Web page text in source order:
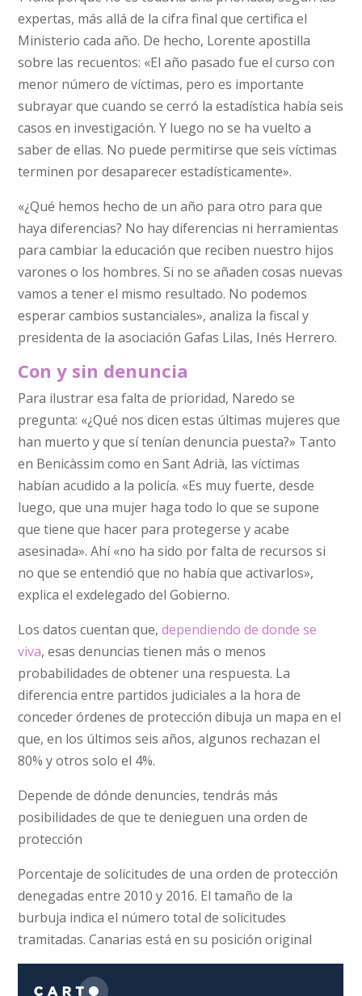
expertas, más allá de la cifra final que certifica el
Ministerio cada año. De hecho, Lorente apostilla
sobre las recuentos: «El año pasado fue el curso con
menor número de víctimas, pero es importante
subrayar que cuando se cerró la estadística había seis
casos en investigación. Y luego no se ha vuelto a
saber de ellas. No puede permitirse que seis víctimas
terminen por desaparecer estadísticamente».
«¿Qué hemos hecho de un año para otro para que
haya diferencias? No hay diferencias ni herramientas
para cambiar la educación que reciben nuestro hijos
varones o los hombres. Si no se añaden cosas nuevas
vamos a tener el mismo resultado. No podemos
esperar cambios sustanciales», analiza la fiscal y
presidenta de la asociación Gafas Lilas, Inés Herrero.
Con y sin denuncia
Para ilustrar esa falta de prioridad, Naredo se
pregunta: «¿Qué nos dicen estas últimas mujeres que
han muerto y que sí tenían denuncia puesta?» Tanto
en Benicàssim como en Sant Adrià, las víctimas
habían acudido a la policía. «Es muy fuerte, desde
luego, que una mujer haga todo lo que se supone
que tiene que hacer para protegerse y acabe
asesinada». Ahí «no ha sido por falta de recursos si
no que se entendió que no había que activarlos»,
explica el exdelegado del Gobierno.
Los datos cuentan que,dependiendo de donde se
viva, esas denuncias tienen más o menos
probabilidades de obtener una respuesta. La
diferencia entre partidos judiciales a la hora de
conceder órdenes de protección dibuja un mapa en el
que, en los últimos seis años, algunos rechazan el
80% y otros solo el 4%.
Depende de dónde denuncies, tendrás más
posibilidades de que te denieguen una orden de
protección
Porcentaje de solicitudes de una orden de protección
denegadas entre 2010 y 2016. El tamaño de la
burbuja indica el número total de solicitudes
tramitadas. Canarias está en su posición original